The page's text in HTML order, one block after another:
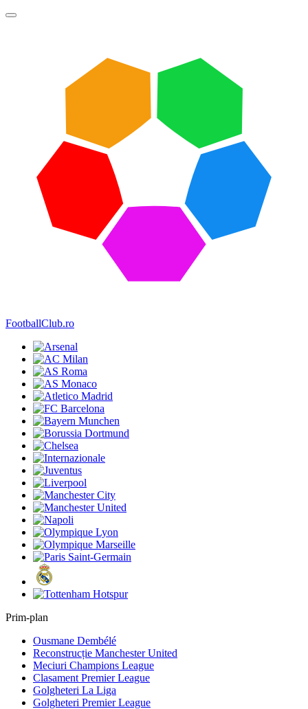
FootballClub.ro
Prim-plan
Ousmane Dembélé
Reconstrucție Manchester United
Meciuri Champions League
Clasament Premier League
Golgheteri La Liga
Golgheteri Premier League